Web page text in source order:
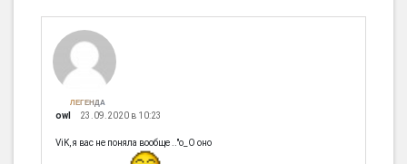
действий
локация
закрывается
ЛЕГЕНДА
owl 23.09.2020 в 10:23
ViK, я вас не поняла вообще .."о_О оно